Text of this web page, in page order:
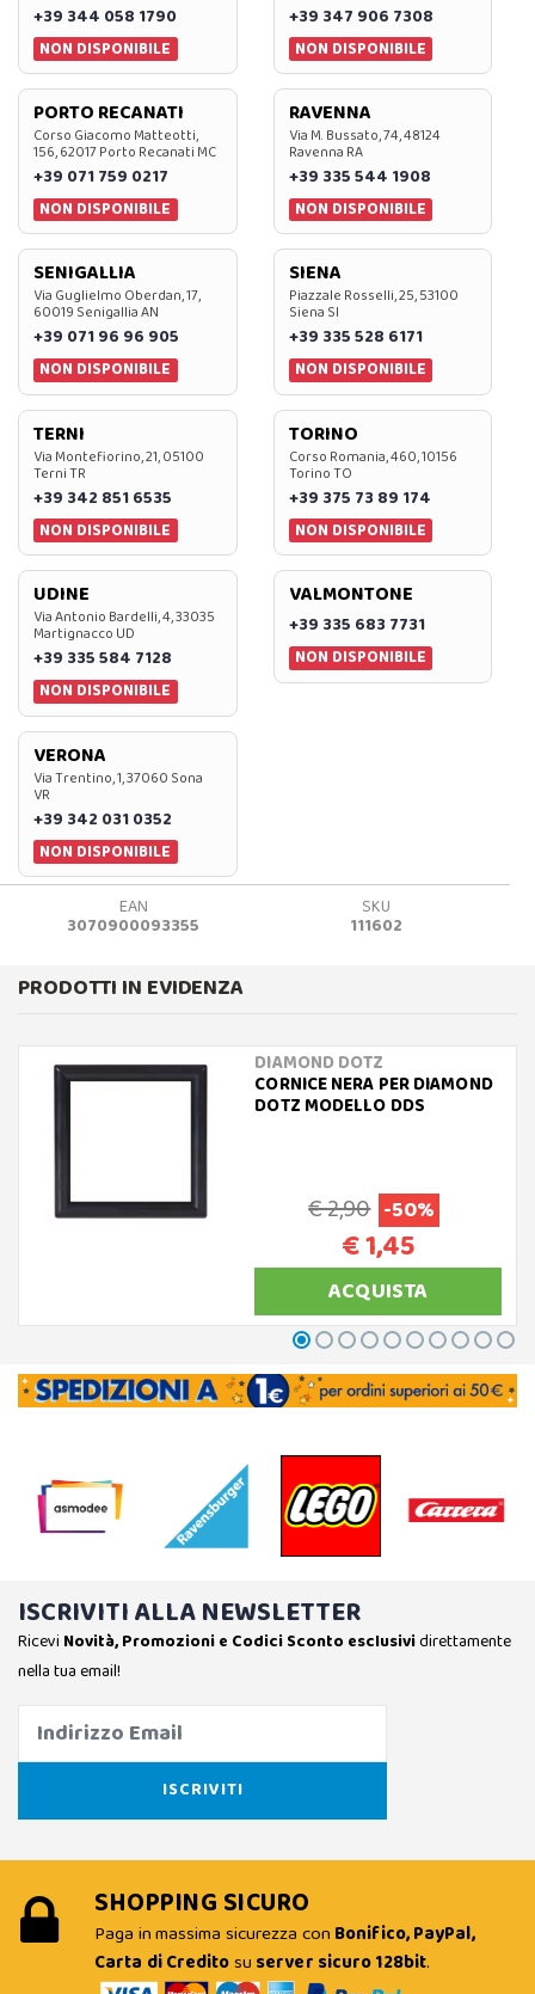
+39 344 058 1790
NON DISPONIBILE
+39 347 906 7308
NON DISPONIBILE
PORTO RECANATI
Corso Giacomo Matteotti,
156, 62017 Porto Recanati MC
+39 071 759 0217
NON DISPONIBILE
RAVENNA
Via M. Bussato, 74, 48124
Ravenna RA
+39 335 544 1908
NON DISPONIBILE
SENIGALLIA
Via Guglielmo Oberdan, 17,
60019 Senigallia AN
+39 071 96 96 905
NON DISPONIBILE
SIENA
Piazzale Rosselli, 25, 53100
Siena SI
+39 335 528 6171
NON DISPONIBILE
TERNI
Via Montefiorino, 21, 05100
Terni TR
+39 342 851 6535
NON DISPONIBILE
TORINO
Corso Romania, 460, 10156
Torino TO
+39 375 73 89 174
NON DISPONIBILE
UDINE
Via Antonio Bardelli, 4, 33035
Martignacco UD
+39 335 584 7128
NON DISPONIBILE
VALMONTONE
+39 335 683 7731
NON DISPONIBILE
VERONA
Via Trentino, 1, 37060 Sona
VR
+39 342 031 0352
NON DISPONIBILE
EAN
3070900093355
SKU
111602
PRODOTTI IN EVIDENZA
DIAMOND DOTZ
CORNICE NERA PER DIAMOND
DOTZ MODELLO DDS
€ 2,90 -50%
€ 1,45
ACQUISTA
ISCRIVITI ALLA NEWSLETTER
Ricevi Novità, Promozioni e Codici Sconto esclusividirettamente
nella tua email!
SHOPPING SICURO
Paga in massima sicurezza con Bonifico, PayPal,
Carta di Creditosu server sicuro 128bit.